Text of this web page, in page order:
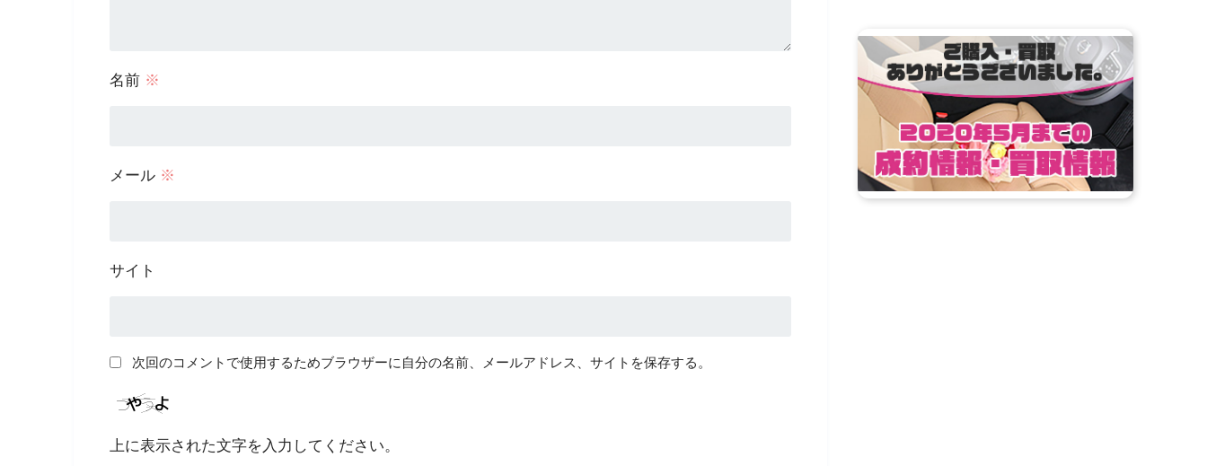
名前 ※
メール ※
サイト
次回のコメントで使用するためブラウザーに自分の名前、メールアドレス、サイトを保存する。
上に表示された文字を入力してください。